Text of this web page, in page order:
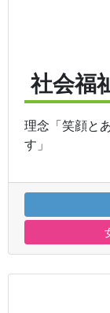
社会福
理念「笑顔と
す」